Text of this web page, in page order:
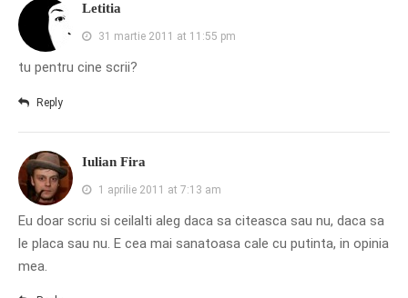
Letitia
31 martie 2011 at 11:55 pm
tu pentru cine scrii?
Reply
Iulian Fira
1 aprilie 2011 at 7:13 am
Eu doar scriu si ceilalti aleg daca sa citeasca sau nu, daca sa
le placa sau nu. E cea mai sanatoasa cale cu putinta, in opinia
mea.